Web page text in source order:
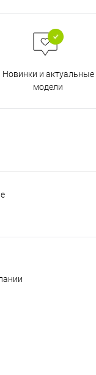
Новинки и актуальные
модели